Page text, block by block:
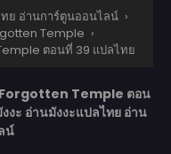
ย อ่านการ์ตูนออนไลน์ ›
Temple ›
ตอนที่ 39 แปลไทย
Temple ตอน
ะ อ่านมังงะแปลไทย อ่าน
น์